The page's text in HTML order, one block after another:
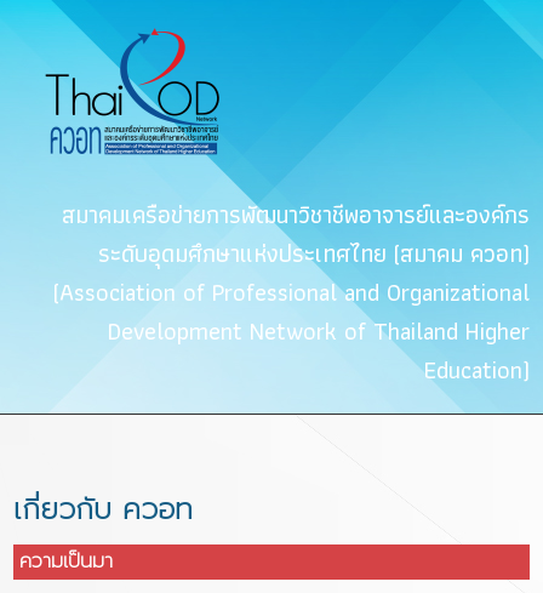
สมาคมเครือข่ายการพัฒนาวิชาชีพอาจารย์และองค์กร
ระดับอุดมศึกษาแห่งประเทศไทย (สมาคม ควอท)
(Association of Professional and Organizational
Development Network of Thailand Higher
Education)
เกี่ยวกับ ควอท
ความเป็นมา